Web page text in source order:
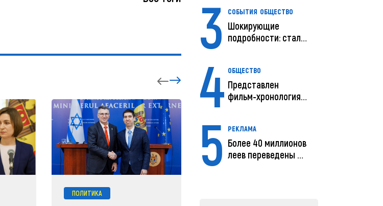
ПОЛИТИКА
3 СОБЫТИЯ ОБЩЕСТВО
Шокирующие
подробности: стали
4 ОБЩЕСТВО
Представлен
фильм-хронология
5 РЕКЛАМА
Более 40 миллионов
леев переведены с